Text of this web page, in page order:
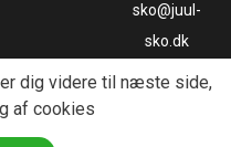
sko@juul-
sko.dk
dig videre til næste side,
af cookies